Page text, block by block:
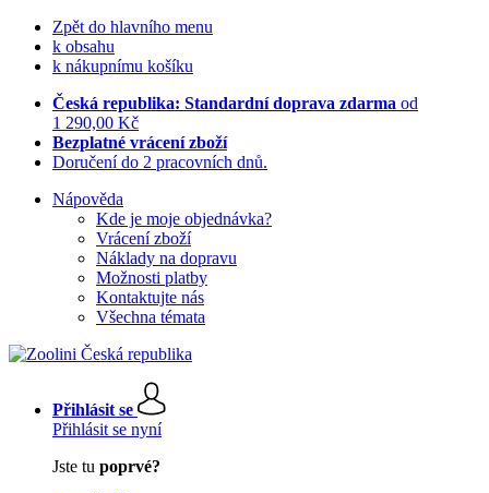
Zpět do hlavního menu
k obsahu
k nákupnímu košíku
Česká republika: Standardní doprava zdarma od
1 290,00 Kč
Bezplatné vrácení zboží
Doručení do 2 pracovních dnů.
Nápověda
Kde je moje objednávka?
Vrácení zboží
Náklady na dopravu
Možnosti platby
Kontaktujte nás
Všechna témata
Přihlásit se
Přihlásit se nyní
Jste tu poprvé?